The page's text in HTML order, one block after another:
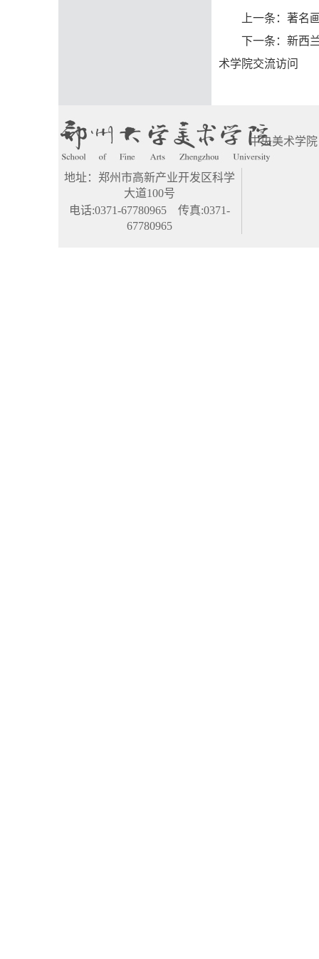
上一条： 著名
下一条： 新西
术学院交流访问
地址：郑州市高新产业开发区科学
大道100号
电话:0371-67780965 传真:0371-
67780965
中央美术学院